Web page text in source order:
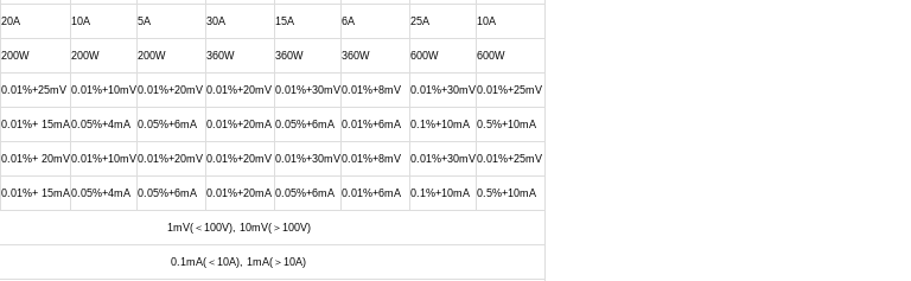
20A 10A 5A 30A 15A 6A 25A 10A
200W 200W 200W 360W 360W 360W 600W 600W
0.01%+25mV 0.01%+10mV0.01%+20mV 0.01%+20mV 0.01%+30mV0.01%+8mV 0.01%+30mV0.01%+25mV
0.01%+ 15mA0.05%+4mA 0.05%+6mA 0.01%+20mA 0.05%+6mA 0.01%+6mA 0.1%+10mA 0.5%+10mA
0.01%+ 20mV0.01%+10mV0.01%+20mV 0.01%+20mV 0.01%+30mV0.01%+8mV 0.01%+30mV0.01%+25mV
0.01%+ 15mA0.05%+4mA 0.05%+6mA 0.01%+20mA 0.05%+6mA 0.01%+6mA 0.1%+10mA 0.5%+10mA
1mV(＜ 100V), 10mV(＞ 100V)
0.1mA( ＜10A), 1mA( ＞10A)